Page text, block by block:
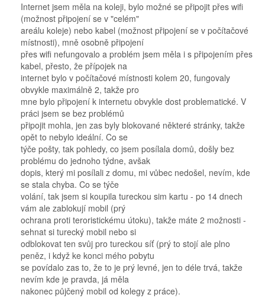
Internet jsem měla na koleji, bylo možné se připojit přes wifi
(možnost připojení se v "celém"
areálu koleje) nebo kabel (možnost připojení se v počítačové
místnosti), mně osobně připojení
přes wifi nefungovalo a problém jsem měla i s připojením přes
kabel, přesto, že přípojek na
internet bylo v počítačové místnosti kolem 20, fungovaly
obvykle maximálně 2, takže pro
mne bylo připojení k internetu obvykle dost problematické. V
práci jsem se bez problémů
připojit mohla, jen zas byly blokované některé stránky, takže
opět to nebylo ideální. Co se
týče pošty, tak pohledy, co jsem posílala domů, došly bez
problému do jednoho týdne, avšak
dopis, který mi posílali z domu, mi vůbec nedošel, nevím, kde
se stala chyba. Co se týče
volání, tak jsem si koupila tureckou sim kartu - po 14 dnech
vám ale zablokují mobil (prý
ochrana proti teroristickému útoku), takže máte 2 možnosti -
sehnat si turecký mobil nebo si
odblokovat ten svůj pro tureckou síť (prý to stojí ale plno
peněz, i když ke konci mého pobytu
se povídalo zas to, že to je prý levné, jen to déle trvá, takže
nevím kde je pravda, já měla
nakonec půjčený mobil od kolegy z práce).